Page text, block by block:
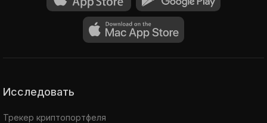
Исследовать
Трекер криптопортфеля